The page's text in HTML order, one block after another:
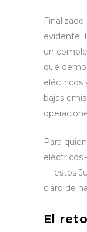
evidente.
un
que
eléctricos
bajas
Para
eléctricos
— estos
claro de
El